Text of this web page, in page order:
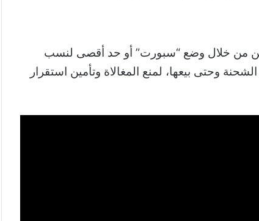
من خلال وضع “سبورت” أو حد أقصى لنسب
من بداية دخول الشحنة وحتى بيعها، لمنع المغالاة وتأمين استقرار